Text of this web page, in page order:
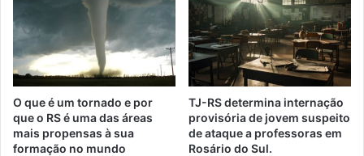
O que é um tornado e por
que o RS é uma das áreas
mais propensas à sua
formação no mundo
TJ-RS determina internação
provisória de jovem suspeito
de ataque a professoras em
Rosário do Sul.